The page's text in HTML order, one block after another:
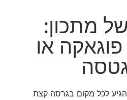
מתכון:
או
לכל מקום בגרסה קצת